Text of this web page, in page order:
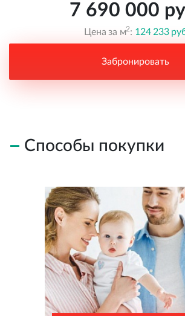
7 690 000
Цена за м2: 124 233
Забронировать
Способы покупки